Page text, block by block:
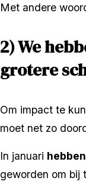
Met andere
2) We
grotere
Om impact te
moet net zo
In januari hebben
geworden om bij